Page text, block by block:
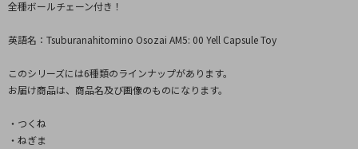
全種ボールチェーン付き！
英語名：Tsuburanahitomino Osozai AM5: 00 Yell Capsule Toy
このシリーズには6種類のラインナップがあります。
お届け商品は、商品名及び画像のものになります。
・つくね
・ねぎま